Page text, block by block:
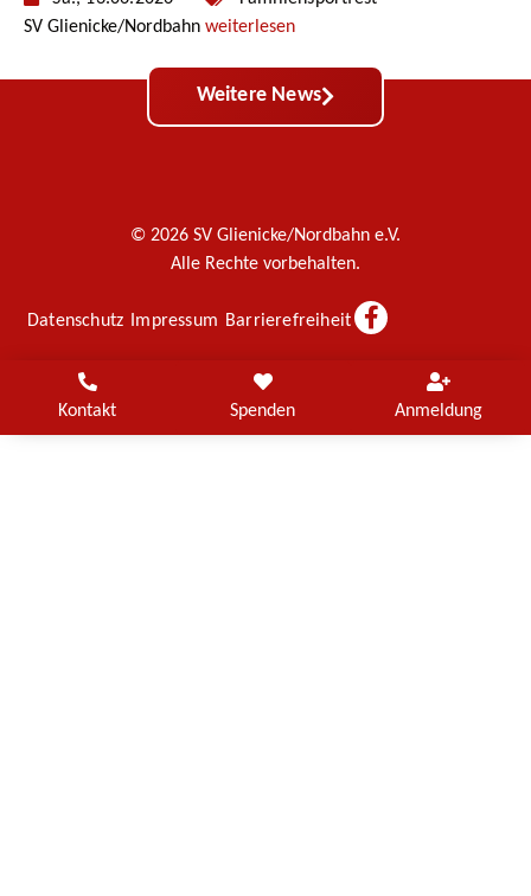
SV Glienicke/Nordbahn weiterlesen
Weitere News
© 2026 SV Glienicke/Nordbahn e.V.
Alle Rechte vorbehalten.
Datenschutz Impressum Barrierefreiheit
Kontakt Spenden Anmeldung